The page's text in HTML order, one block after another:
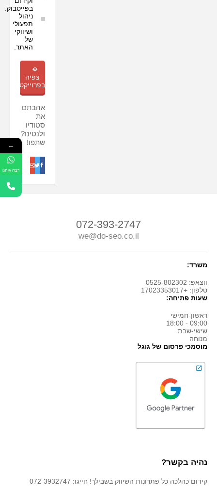
בפייסבוק.
ניהול
תפעולי
ושיווקי
של
האתר.
m
צפיה
בפרוייקט
אהבתם
את
סטודיו
ולנטינו?
שתפו!
f
t
o
072-393-2747
we@do-seo.co.il
משרד:
ווצאפ: 0525-802302
טלפון: +17023353017
שעות פתיחה:
ראשון-חמישי
09:00 - 18:00
שישי-שבת
מנוחה
מוסמכי פרסום של גוגל
נהיה בקשר?
קידום כהלכה כל פתרונות השיווק בשבילך! חייגו: 072-3932747
←
דברו איתנו